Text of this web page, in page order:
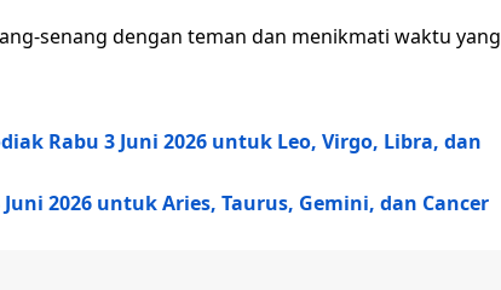
senang dengan teman dan menikmati waktu yang
Rabu 3 Juni 2026 untuk Leo, Virgo, Libra, dan
2026 untuk Aries, Taurus, Gemini, dan Cancer